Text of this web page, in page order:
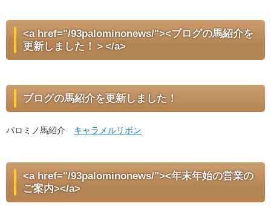
<a href="/93palominonews/"><ブログの馬紹介を
更新しました！＞</a>
ブログの馬紹介を更新しました！
パロミノ馬紹介 キャラメルリボン
<a href="/93palominonews/"><年末年始の営業の
ご案内></a>